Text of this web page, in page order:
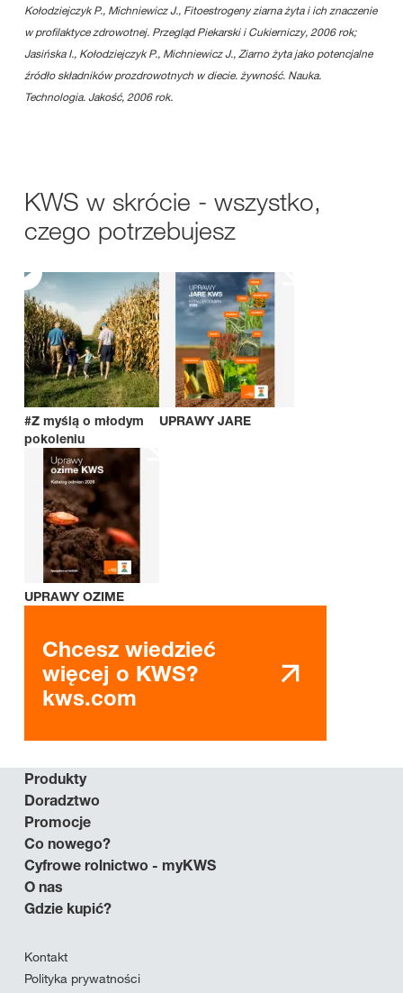
Kołodziejczyk P., Michniewicz J., Fitoestrogeny ziarna żyta i ich znaczenie
w profilaktyce zdrowotnej. Przegląd Piekarski i Cukierniczy, 2006 rok;
Jasińska I., Kołodziejczyk P., Michniewicz J., Ziarno żyta jako potencjalne
źródło składników prozdrowotnych w diecie. żywność. Nauka.
Technologia. Jakość, 2006 rok.
KWS w skrócie - wszystko,
czego potrzebujesz
#Z myślą o młodym
pokoleniu
UPRAWY JARE
UPRAWY OZIME
Chcesz wiedzieć
więcej o KWS?
kws.com
Produkty
Doradztwo
Promocje
Co nowego?
Cyfrowe rolnictwo - myKWS
O nas
Gdzie kupić?
Kontakt
Polityka prywatności